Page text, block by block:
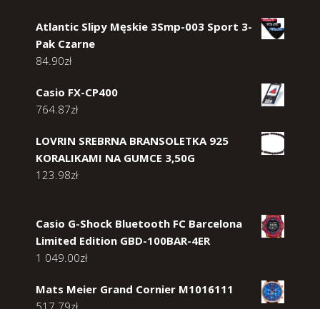
Atlantic Slipy Męskie 3Smp-003 Sport 3-
Pak Czarne
84.90zł
Casio FX-CP400
764.87zł
LOVRIN SREBRNA BRANSOLETKA 925
KORALIKAMI NA GUMCE 3,50G
123.98zł
Casio G-Shock Bluetooth FC Barcelona
Limited Edition GBD-100BAR-4ER
1 049.00zł
Mats Meier Grand Cornier M1016111
517.79zł